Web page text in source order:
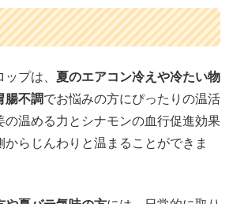
プは、 夏のエアコン冷えや冷たい物
腸不調でお悩みの方にぴったりの温活
の温める力とシナモンの血行促進効果
からじんわりと温まることができま